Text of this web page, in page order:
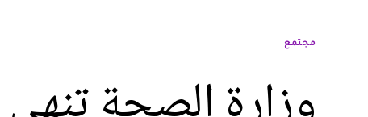
مجتمع
وزارة الصحة